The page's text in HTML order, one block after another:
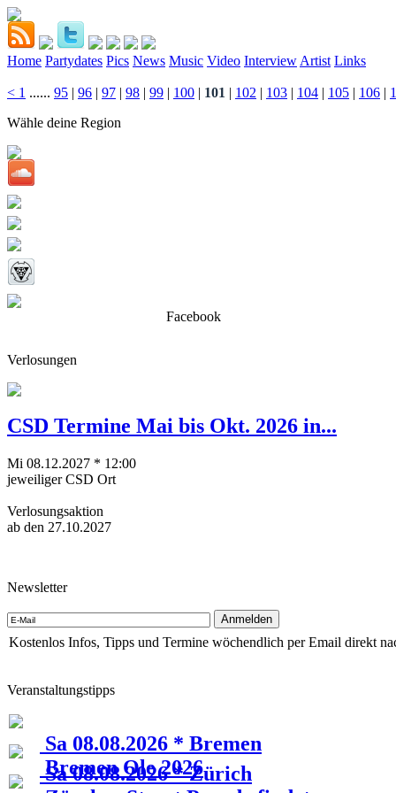
Home Partydates Pics News Music Video Interview Artist Links
< 1 ...... 95 | 96 | 97 | 98 | 99 | 100 | 101 | 102 | 103 | 104 | 105 | 106 |
Wähle deine Region
Facebook
Verlosungen
CSD Termine Mai bis Okt. 2026 in...
Mi 08.12.2027 * 12:00
jeweiliger CSD Ort
Verlosungsaktion
ab den 27.10.2027
Newsletter
Kostenlos Infos, Tipps und Termine wöchendlich per Email direkt
Veranstaltungstipps
Sa 08.08.2026 * Bremen
Bremen Ole 2026
Sa 08.08.2026 * Zürich